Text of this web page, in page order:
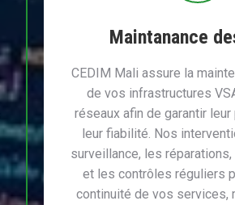
Maintanance
CEDIM Mali assure la
de vos infrastructures
réseaux afin de garantir
leur fiabilité. Nos
surveillance, les
et les contrôles réguliers
continuité de vos services,